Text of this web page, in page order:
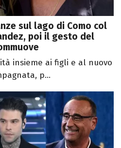
sul lago di Como col
poi il gesto del
insieme ai figli e al nuovo
p...